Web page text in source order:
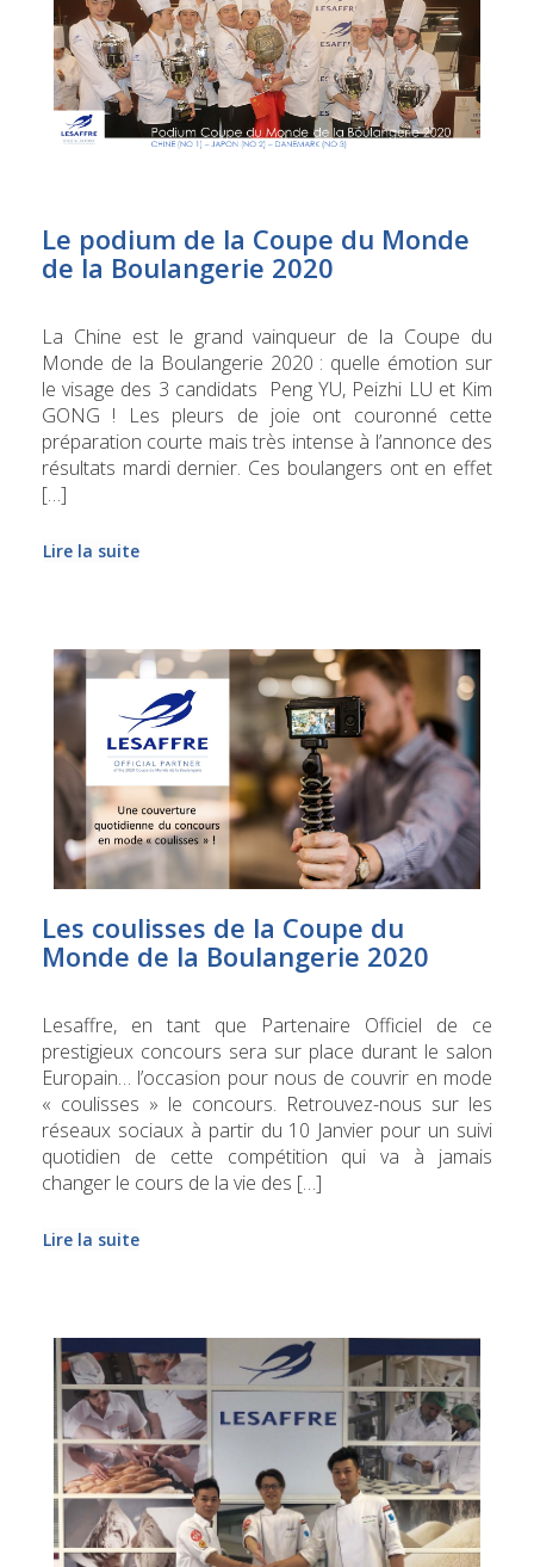
Le podium de la Coupe du Monde
de la Boulangerie 2020
La Chine est le grand vainqueur de la Coupe du
Monde de la Boulangerie 2020 : quelle émotion sur
le visage des 3 candidats Peng YU, Peizhi LU et Kim
GONG ! Les pleurs de joie ont couronné cette
préparation courte mais très intense à l’annonce des
résultats mardi dernier. Ces boulangers ont en effet
[…]
Lire la suite
Les coulisses de la Coupe du
Monde de la Boulangerie 2020
Lesaffre, en tant que Partenaire Officiel de ce
prestigieux concours sera sur place durant le salon
Europain… l’occasion pour nous de couvrir en mode
« coulisses » le concours. Retrouvez-nous sur les
réseaux sociaux à partir du 10 Janvier pour un suivi
quotidien de cette compétition qui va à jamais
changer le cours de la vie des […]
Lire la suite